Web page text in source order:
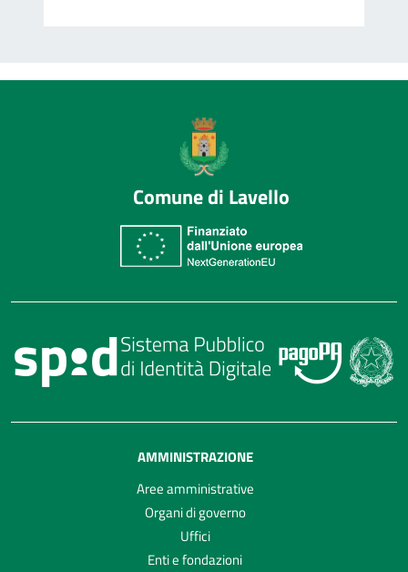
Comune di Lavello
AMMINISTRAZIONE
Aree amministrative
Organi di governo
Uffici
Enti e fondazioni